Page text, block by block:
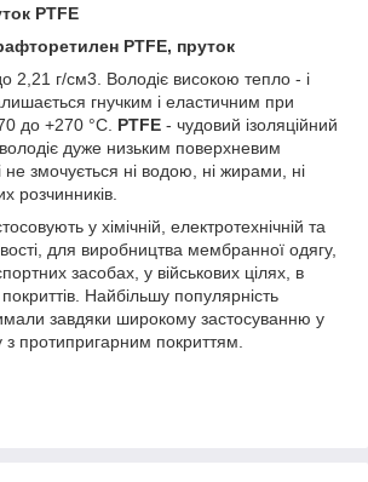
PTFE
PTFE, пруток
2,21 г/см3. Володіє високою тепло - і
гнучким і еластичним при
до +270 °C. PTFE - чудовий ізоляційний
володіє дуже низьким поверхневим
не змочується ні водою, ні жирами, ні
розчинників.
у хімічній, електротехнічній та
для виробництва мембранної одягу,
засобах, у військових цілях, в
Найбільшу популярність
завдяки широкому застосуванню у
з протипригарним покриттям.